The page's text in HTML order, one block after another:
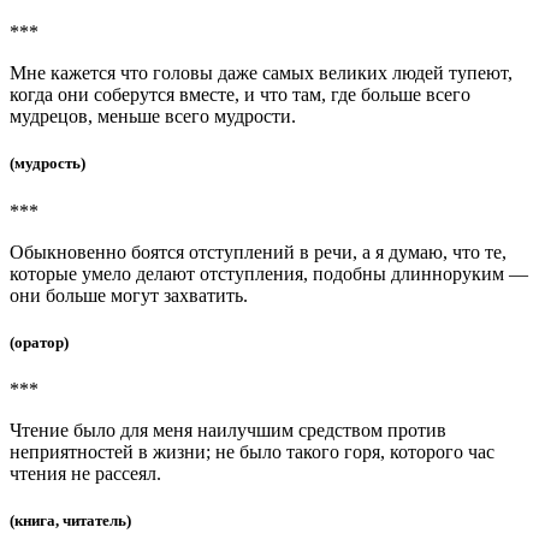
***
Мне кажется что головы даже самых великих людей тупеют,
когда они соберутся вместе, и что там, где больше всего
мудрецов, меньше всего мудрости.
(мудрость)
***
Обыкновенно боятся отступлений в речи, а я думаю, что те,
которые умело делают отступления, подобны длинноруким —
они больше могут захватить.
(оратор)
***
Чтение было для меня наилучшим средством против
неприятностей в жизни; не было такого горя, которого час
чтения не рассеял.
(книга, читатель)